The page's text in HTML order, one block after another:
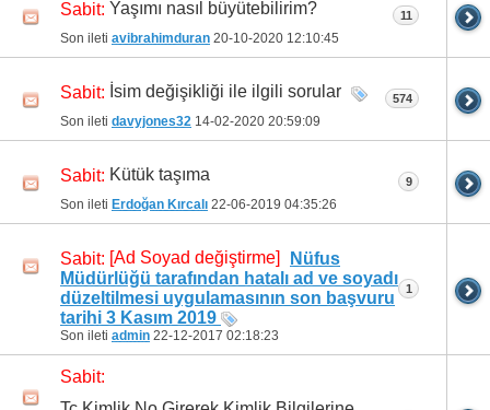
Sabit: Yaşımı nasıl büyütebilirim?
Son ileti avibrahimduran 20-10-2020 12:10:45
11
Sabit: İsim değişikliği ile ilgili sorular
Son ileti davyjones32 14-02-2020 20:59:09
574
Sabit: Kütük taşıma
Son ileti Erdoğan Kırcalı 22-06-2019 04:35:26
9
Sabit: [Ad Soyad değiştirme]
Nüfus
Müdürlüğü tarafından hatalı ad ve soyadı
düzeltilmesi uygulamasının son başvuru
tarihi 3 Kasım 2019
Son ileti admin 22-12-2017 02:18:23
1
Sabit: